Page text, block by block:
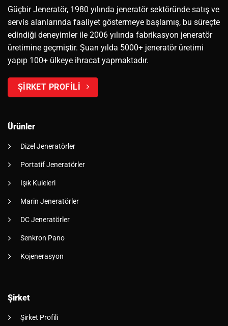
Güçbir Jeneratör, 1980 yılında jeneratör sektöründe satış ve
servis alanlarında faaliyet göstermeye başlamış, bu süreçte
edindiği deneyimler ile 2006 yılında fabrikasyon jeneratör
üretimine geçmiştir. Şuan yılda 5000+ jeneratör üretimi
yapıp 100+ ülkeye ihracat yapmaktadır.
ŞİRKET PROFİLİ
Ürünler
Dizel Jeneratörler
Portatif Jeneratörler
Işık Kuleleri
Marin Jeneratörler
DC Jeneratörler
Senkron Pano
Kojenerasyon
Şirket
Şirket Profili